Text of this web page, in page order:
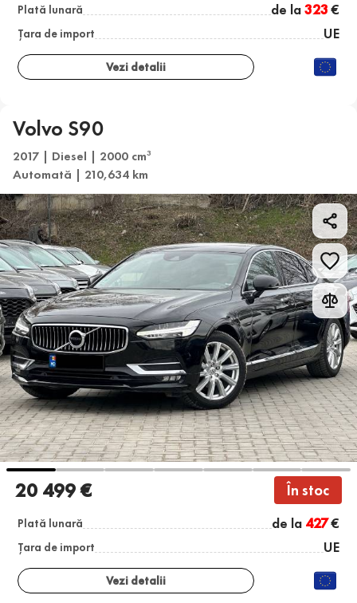
Plată lunară de la323€
Țara de import UE
Vezi detalii
Volvo S90
2017 | Diesel | 2000 cm3
Automată | 210,634 km
20 499 € În stoc
Plată lunară de la 427€
Țara de import UE
Vezi detalii